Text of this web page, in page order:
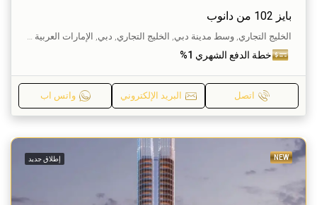
بايز 102 من دانوب
خطة الدفع الشهري 1%
اتصل البريد الإلكتروني واتس اب
NEW إطلاق جديد